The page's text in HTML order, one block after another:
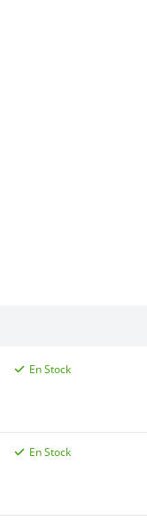
En Stock
En Stock